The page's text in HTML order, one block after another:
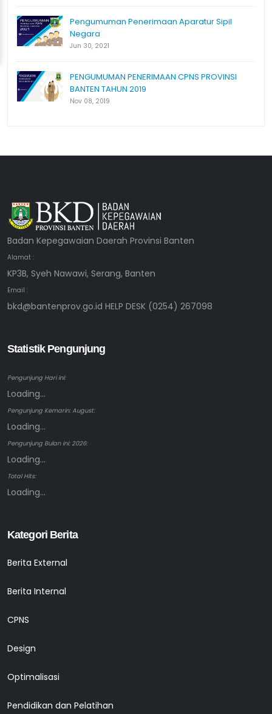
Pengumuman Penerimaan Aparatur Sipil
Negara
Jun 30, 2021
PENGUMUMAN PENERIMAAN CPNS PROVINSI
BANTEN TAHUN 2019
Nov 08, 2019
Badan Kepegawaian Daerah Provinsi Banten
Alamat :
KP3B, Syeh Nawawi, Serang, Banten
Email :
bkd@bantenprov.go.id HELP DESK (0254) 267098
Statistik Pengunjung
Pengunjung Hari ini:
Loading...
Pengunjung Kemarin: August:
Loading...
Pengunjung Bulan ini: 2026:
Loading...
Total Hits:
Loading...
Kategori Berita
Berita External
Berita Internal
CPNS
Design
Optimalisasi
Pendidikan dan Pelatihan